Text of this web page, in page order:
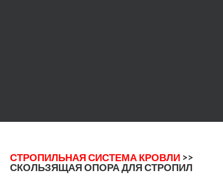
СТРОПИЛЬНАЯ СИСТЕМА КРОВЛИ >>
СКОЛЬЗЯЩАЯ ОПОРА ДЛЯ СТРОПИЛ